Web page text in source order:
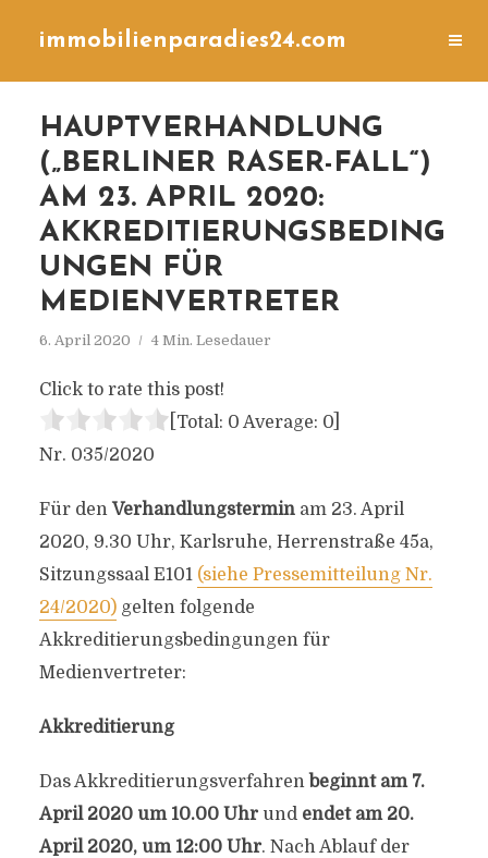
immobilienparadies24.com
HAUPTVERHANDLUNG
(„BERLINER RASER-FALL“)
AM 23. APRIL 2020:
AKKREDITIERUNGSBEDING
UNGEN FÜR
MEDIENVERTRETER
6. April 2020 4 Min. Lesedauer
Click to rate this post!
[Total: 0 Average: 0]
Nr. 035/2020
Für den Verhandlungstermin am 23. April
2020, 9.30 Uhr, Karlsruhe, Herrenstraße 45a,
Sitzungssaal E101 (siehe Pressemitteilung Nr.
24/2020)gelten folgende
Akkreditierungsbedingungen für
Medienvertreter:
Akkreditierung
Das Akkreditierungsverfahren beginnt am 7.
April 2020 um 10.00 Uhr und endet am 20.
April 2020, um 12:00 Uhr. Nach Ablauf der